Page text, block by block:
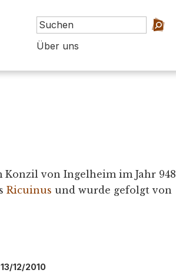
Über uns
Konzil von Ingelheim im Jahr 948
Ricuinus und wurde gefolgt von
12/2010